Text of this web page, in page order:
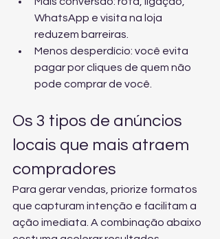
WhatsApp e visita na loja
reduzem barreiras.
Menos desperdício: você evita
pagar por cliques de quem não
pode comprar de você.
Os 3 tipos de anúncios
locais que mais atraem
compradores
Para gerar vendas, priorize formatos
que capturam intenção e facilitam a
ação imediata. A combinação abaixo